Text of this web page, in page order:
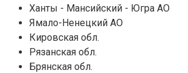
Ханты - Мансийский - Югра АО
Ямало-Ненецкий АО
Кировская обл.
Рязанская обл.
Брянская обл.